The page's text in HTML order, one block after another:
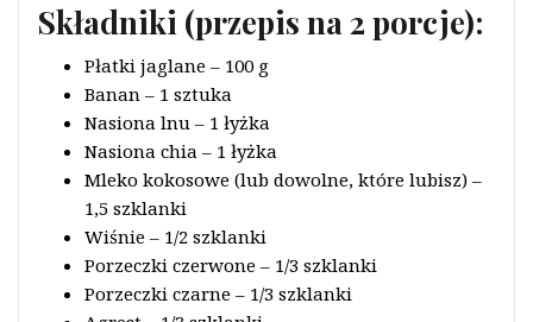
Składniki (przepis na 2 porcje):
Płatki jaglane – 100 g
Banan – 1 sztuka
Nasiona lnu – 1 łyżka
Nasiona chia – 1 łyżka
Mleko kokosowe (lub dowolne, które lubisz) –
1,5 szklanki
Wiśnie – 1/2 szklanki
Porzeczki czerwone – 1/3 szklanki
Porzeczki czarne – 1/3 szklanki